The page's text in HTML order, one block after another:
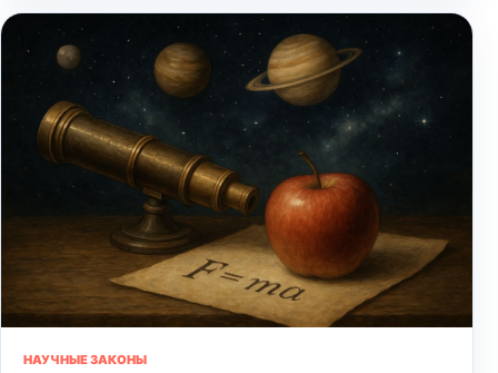
НАУЧНЫЕ ЗАКОНЫ